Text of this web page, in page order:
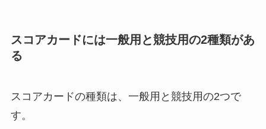
スコアカードには一般用と競技用の2種類があ
る
スコアカードの種類は、一般用と競技用の2つで
す。